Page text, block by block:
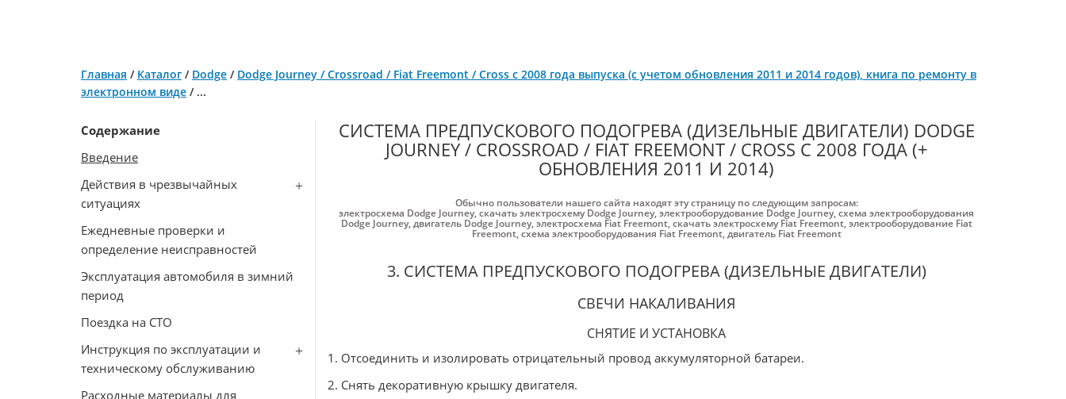
Главная / Каталог / Dodge / Dodge Journey / Crossroad / Fiat Freemont / Cross с 2008 года выпуска (с учетом обновления 2011 и 2014 годов), книга по ремонту в
электронном виде / ...
Содержание
Введение
Действия в чрезвычайных
ситуациях
Ежедневные проверки и
определение неисправностей
Эксплуатация автомобиля в зимний
период
Поездка на СТО
Инструкция по эксплуатации и
техническому обслуживанию
Расходные материалы для
СИСТЕМА ПРЕДПУСКОВОГО ПОДОГРЕВА (ДИЗЕЛЬНЫЕ ДВИГАТЕЛИ) DODGE
JOURNEY / CROSSROAD / FIAT FREEMONT / CROSS С 2008 ГОДА (+
ОБНОВЛЕНИЯ 2011 И 2014)
Обычно пользователи нашего сайта находят эту страницу по следующим запросам:
электросхема Dodge Journey,скачать электросхему Dodge Journey,электрооборудование Dodge Journey,схема электрооборудования
Dodge Journey,двигатель Dodge Journey,электросхема Fiat Freemont,скачать электросхему Fiat Freemont,электрооборудование Fiat
Freemont,схема электрооборудования Fiat Freemont,двигатель Fiat Freemont
3. СИСТЕМА ПРЕДПУСКОВОГО ПОДОГРЕВА (ДИЗЕЛЬНЫЕ ДВИГАТЕЛИ)
СВЕЧИ НАКАЛИВАНИЯ
СНЯТИЕ И УСТАНОВКА
1. Отсоединить и изолировать отрицательный провод аккумуляторной батареи.
2. Снять декоративную крышку двигателя.